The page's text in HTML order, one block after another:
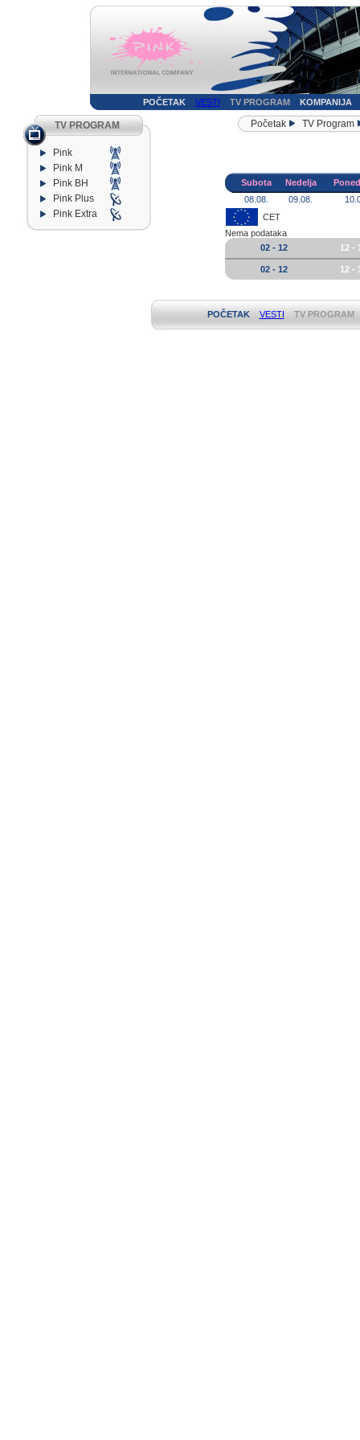
POČETAK VESTI TV PROGRAM KOMPANIJA
TV PROGRAM
Pink
Pink M
Pink BH
Pink Plus
Pink Extra
Početak TV Program
Subota Nedelja
08.08.
09.08.
CET
Nema podataka
02 - 12
12 -
02 - 12 12 -
POČETAK VESTI TV PROGRAM